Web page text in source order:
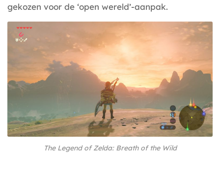
gekozen voor de ‘open wereld’-aanpak.
The Legend of Zelda: Breath of the Wild